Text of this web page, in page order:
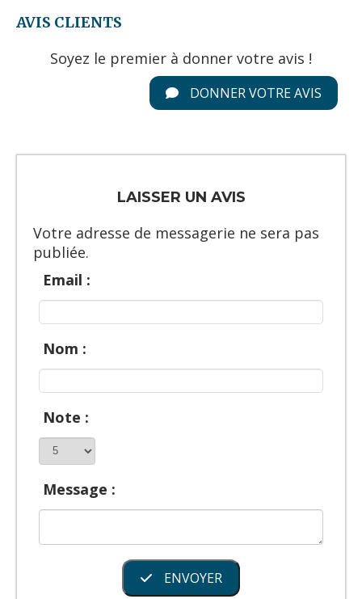
AVIS CLIENTS
Soyez le premier à donner votre avis !
DONNER VOTRE AVIS
LAISSER UN AVIS
Votre adresse de messagerie ne sera pas
publiée.
Email :
Nom :
Note :
Message :
ENVOYER